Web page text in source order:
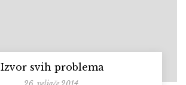
Izvor svih problema